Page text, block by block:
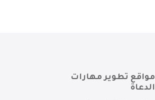
مواقع تطوير مهارات
الدعاة